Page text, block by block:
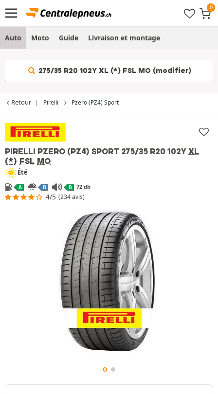
Auto Moto Guide Livraison et montage
275/35 R20 102Y XL (*) FSL MO (modifier)
Retour Pirelli Pzero (PZ4) Sport
PIRELLI PZERO (PZ4) SPORT 275/35 R20 102Y XL
(*) FSL MO
Été
A B B 72 db
4/5 (234 avis)